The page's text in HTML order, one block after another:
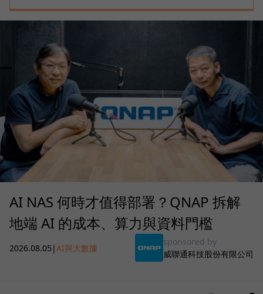
AI NAS 何時才值得部署？QNAP 拆解
地端 AI 的成本、算力與資料門檻
2026.08.05 |AI與大數據
sponsored by
威聯通科技股份有限公司